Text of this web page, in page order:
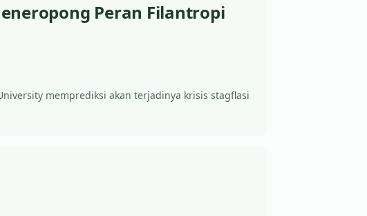
Peran Filantropi
memprediksi akan terjadinya krisis stagflasi